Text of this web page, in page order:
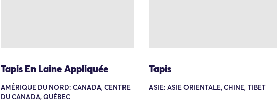
Tapis En Laine Appliquée
AMÉRIQUE DU NORD: CANADA, CENTRE
DU CANADA, QUÉBEC
Tapis
ASIE: ASIE ORIENTALE, CHINE, TIBET